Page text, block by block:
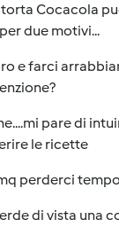
Cocacola
due motivi...
e farci
pare di
le ricette
perderci
di vista una